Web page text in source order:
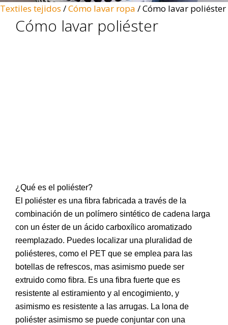
Textiles tejidos /Cómo lavar ropa /Cómo lavar poliéster
Cómo lavar poliéster
¿Qué es el poliéster?
El poliéster es una fibra fabricada a través de la
combinación de un polímero sintético de cadena larga
con un éster de un ácido carboxílico aromatizado
reemplazado. Puedes localizar una pluralidad de
poliésteres, como el PET que se emplea para las
botellas de refrescos, mas asimismo puede ser
extruido como fibra. Es una fibra fuerte que es
resistente al estiramiento y al encogimiento, y
asimismo es resistente a las arrugas. La lona de
poliéster asimismo se puede conjuntar con una